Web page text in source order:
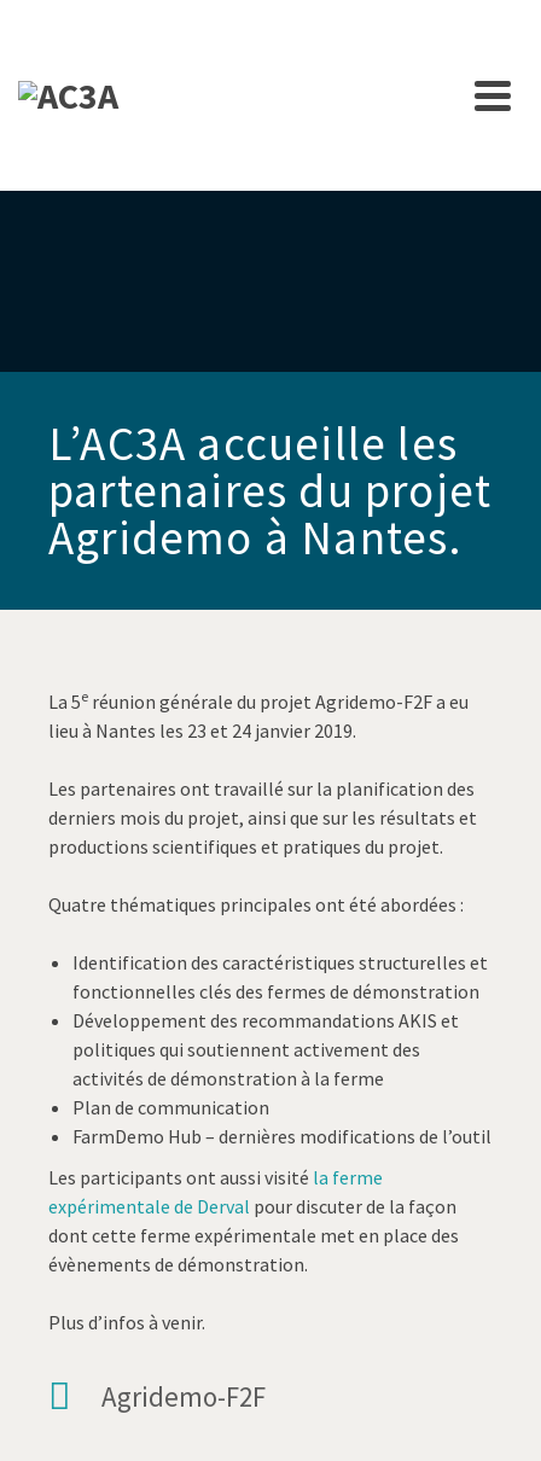
L’AC3A accueille les
partenaires du projet
Agridemo à Nantes.
La 5e réunion générale du projet Agridemo-F2F a eu
lieu à Nantes les 23 et 24 janvier 2019.
Les partenaires ont travaillé sur la planification des
derniers mois du projet, ainsi que sur les résultats et
productions scientifiques et pratiques du projet.
Quatre thématiques principales ont été abordées :
Identification des caractéristiques structurelles et
fonctionnelles clés des fermes de démonstration
Développement des recommandations AKIS et
politiques qui soutiennent activement des
activités de démonstration à la ferme
Plan de communication
FarmDemo Hub – dernières modifications de l’outil
Les participants ont aussi visité la ferme
expérimentale de Derval pour discuter de la façon
dont cette ferme expérimentale met en place des
évènements de démonstration.
Plus d’infos à venir.
Agridemo-F2F